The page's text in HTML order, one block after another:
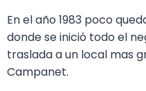
En el año 1983 poco
donde se inició todo el
traslada a un local mas
Campanet.